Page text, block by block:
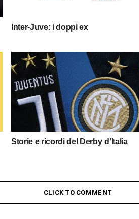
Inter-Juve: i doppi ex
Storie e ricordi del Derby d’Italia
CLICK TO COMMENT